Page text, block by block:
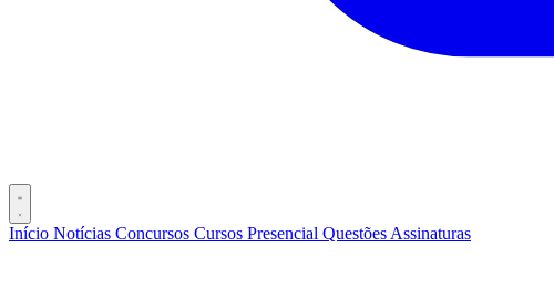
Início Notícias Concursos Cursos Presencial Questões Assinaturas